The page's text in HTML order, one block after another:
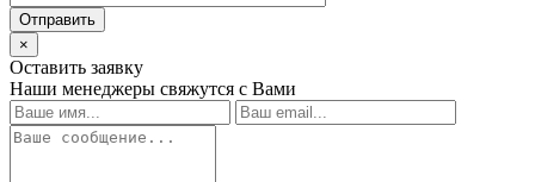
×
Оставить заявку
Наши менеджеры свяжутся с Вами